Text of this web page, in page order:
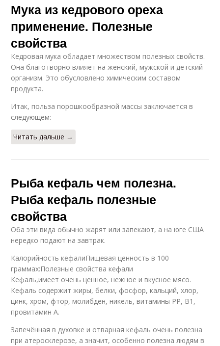
Мука из кедрового ореха
применение. Полезные
свойства
Кедровая мука обладает множеством полезных свойств.
Она благотворно влияет на женский, мужской и детский
организм. Это обусловлено химическим составом
продукта.
Итак, польза порошкообразной массы заключается в
следующем:
Читать дальше →
Рыба кефаль чем полезна.
Рыба кефаль полезные
свойства
Оба эти вида обычно жарят или запекают, а на юге США
нередко подают на завтрак.
Калорийность кефалиПищевая ценность в 100
граммах:Полезные свойства кефали
Кефаль,имеет очень ценное, нежное и вкусное мясо.
Кефаль содержит жиры, белки, фосфор, кальций, хлор,
цинк, хром, фтор, молибден, никель, витамины РР, В1,
провитамин А.
Запечённая в духовке и отварная кефаль очень полезна
при атеросклерозе, а значит, особенно полезна людям в